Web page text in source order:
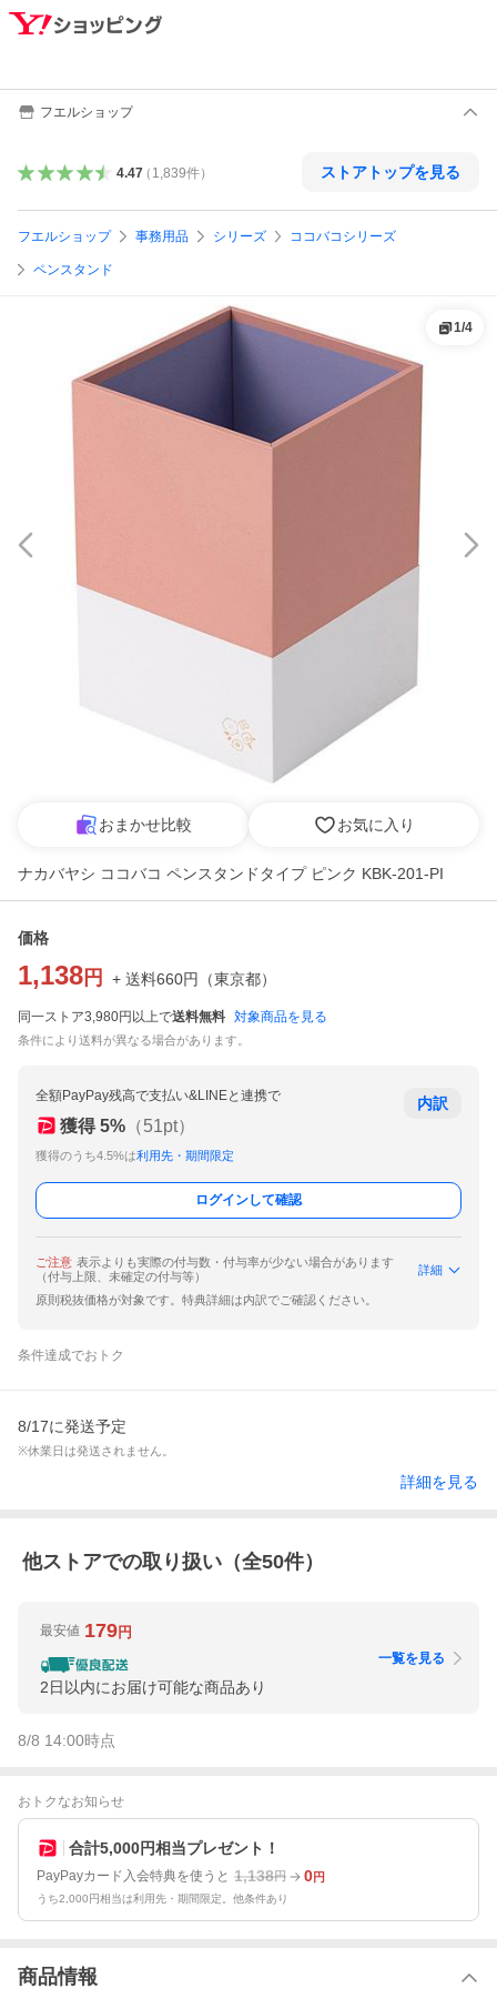
フエルショップ
4.47（ 1,839件） ストアトップを見る
フエルショップ 事務用品 シリーズ ココバコシリーズ
ペンスタンド
1/4
おまかせ比較 お気に入り
ナカバヤシ ココバコ ペンスタンドタイプ ピンク KBK-201-PI
価格
1,138 円 + 送料660円 （東京都）
同一ストア3,980円以上で送料無料 対象商品を見る
条件により送料が異なる場合があります。
全額PayPay残高で支払い&LINEと連携で
獲得 5% （51pt）
獲得のうち4.5%は利用先・期間限定
内訳
ログインして確認
ご注意 表示よりも実際の付与数・付与率が少ない場合があります
（付与上限、未確定の付与等）
詳細
原則税抜価格が対象です。特典詳細は内訳でご確認ください。
条件達成でおトク
8/17に発送予定
※休業日は発送されません。
詳細を見る
他ストアでの取り扱い（全50件）
最安値 179円
2日以内にお届け可能な商品あり
一覧を見る
8/8 14:00時点
おトクなお知らせ
合計5,000円相当プレゼント！
PayPayカード入会特典を使うと 1,138円 0円
うち2,000円相当は利用先・期間限定。他条件あり
商品情報